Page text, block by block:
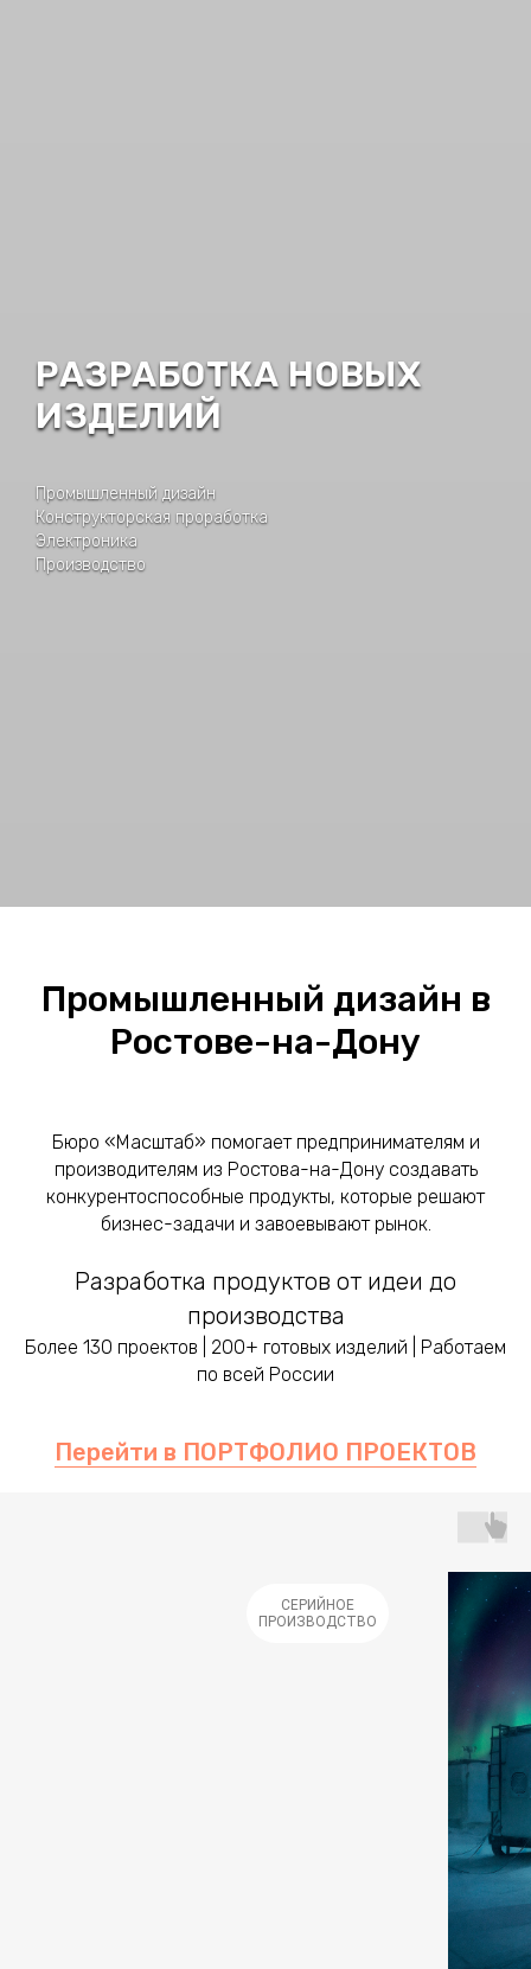
РАЗРАБОТКА НОВЫХ
ИЗДЕЛИЙ
Промышленный дизайн
Конструкторская проработка
Электроника
Производство
Промышленный дизайн в
Ростове-на-Дону
Бюро «Масштаб» помогает предпринимателям и
производителям из Ростова-на-Дону создавать
конкурентоспособные продукты, которые решают
бизнес-задачи и завоевывают рынок.
Разработка продуктов от идеи до
производства
Более 130 проектов | 200+ готовых изделий | Работаем
по всей России
Перейти в ПОРТФОЛИО ПРОЕКТОВ
СЕРИЙНОЕ
ПРОИЗВОДСТВО